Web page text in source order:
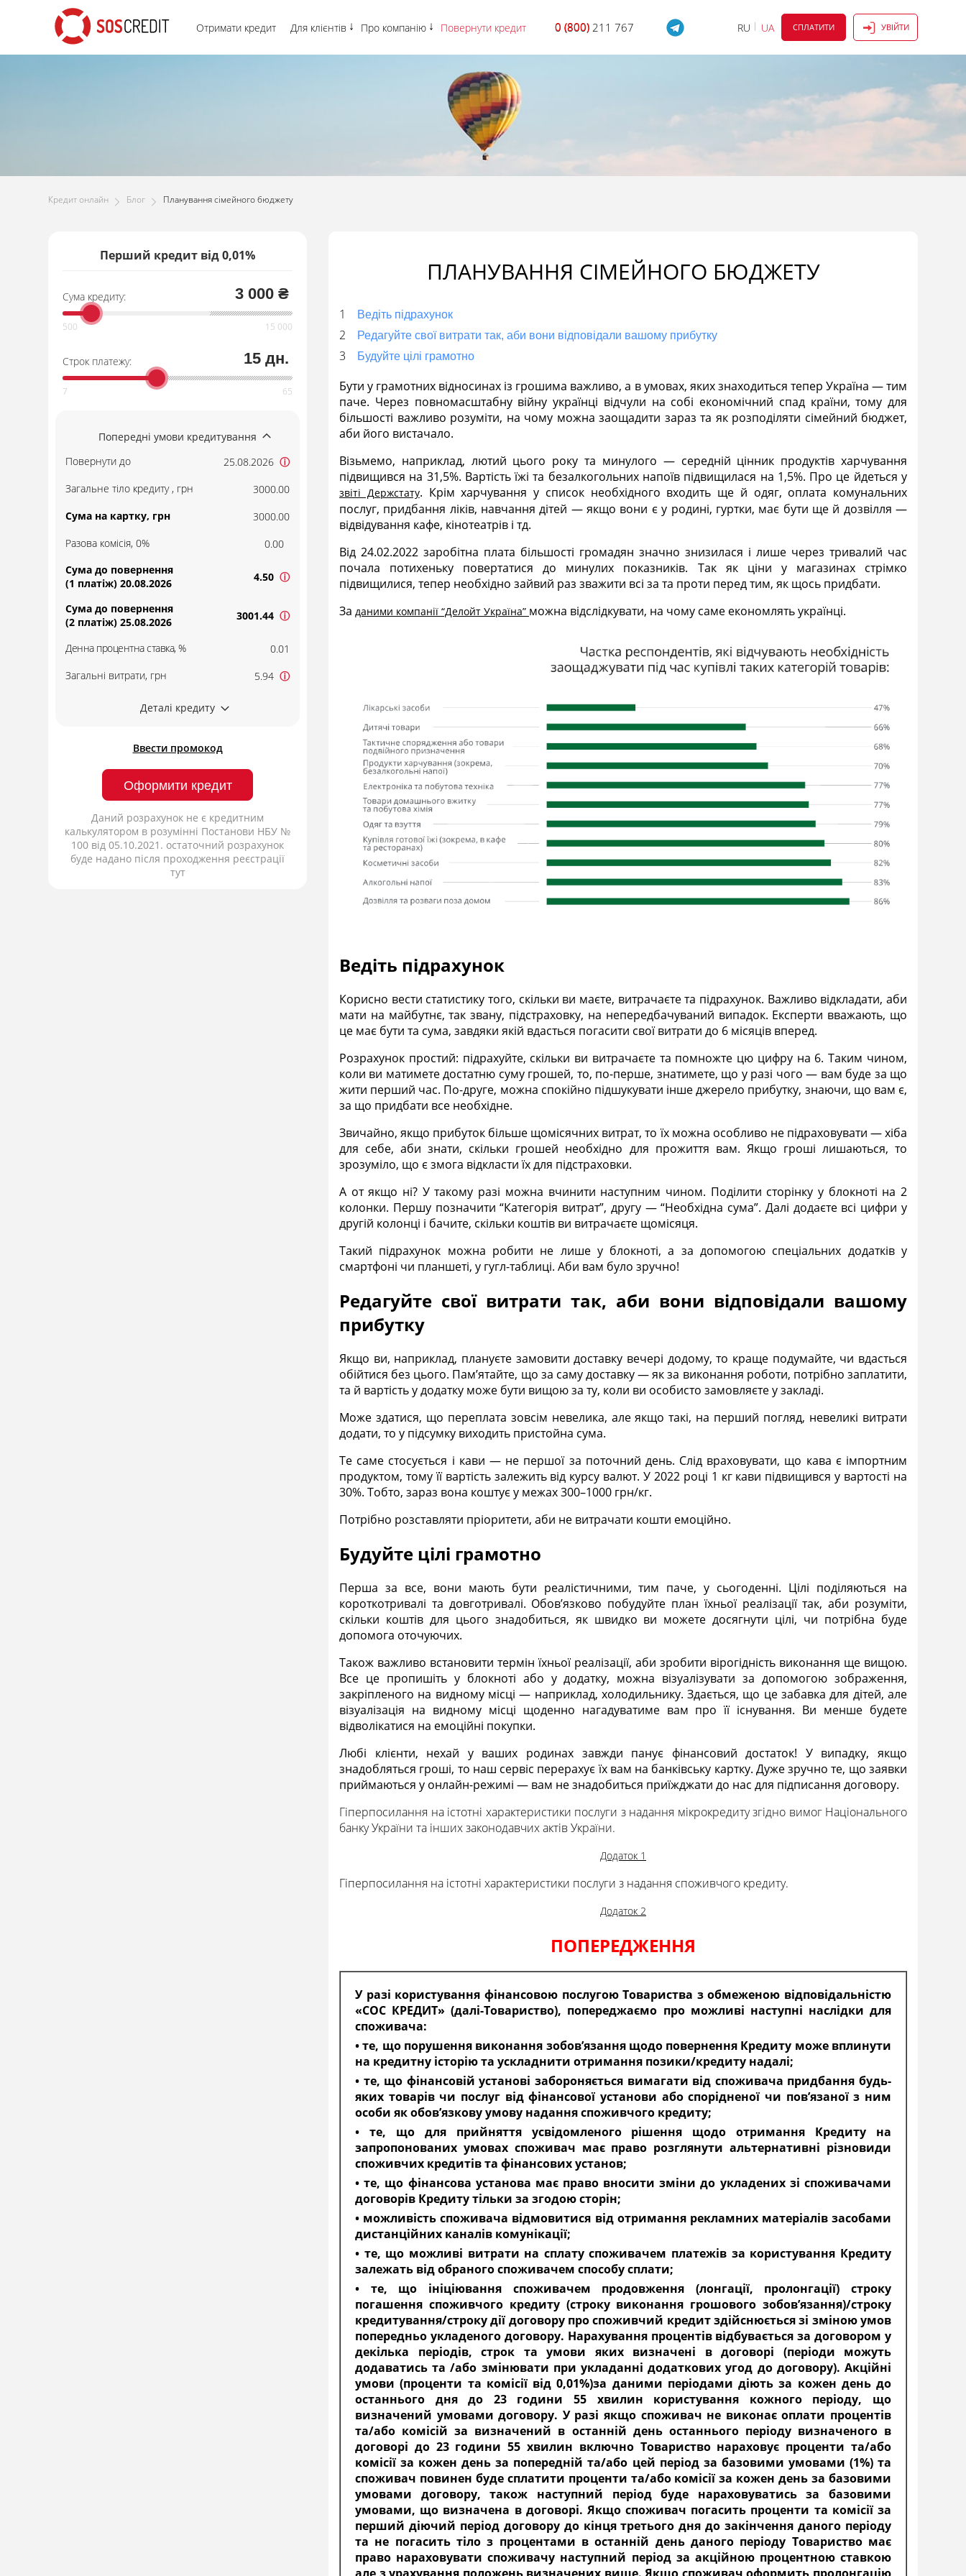
Отримати кредит Для клієнтів Про компанію Повернути кредит 0 (800)
0 (800) 211 767 RU UA СПЛАТИТИ УВІЙТИ
Кредит онлайн Блог Планування сімейного бюджету
Перший кредит від 0,01%
Сума кредиту: 3 000 ₴
Строк платежу: 15 дн.
Попередні умови кредитування
Повернути до
25.08.2026 ⓘ
Загальне тіло кредиту , грн
3000.00
Сума на картку, грн
3000.00
Разова комісія, 0%
0.00
Сума до повернення
(1 платіж) 20.08.2026
4.50 ⓘ
Сума до повернення
(2 платіж) 25.08.2026
3001.44 ⓘ
Денна процентна ставка, %
0.01
Загальні витрати, грн
5.94 ⓘ
Деталі кредиту
Ввести промокод
Оформити кредит
Даний розрахунок не є кредитним
калькулятором в розумінні Постанови НБУ №
100 від 05.10.2021. остаточний розрахунок
буде надано після проходження реєстрації
тут
ПЛАНУВАННЯ СІМЕЙНОГО БЮДЖЕТУ
Ведіть підрахунок
Редагуйте свої витрати так, аби вони відповідали вашому прибутку
Будуйте цілі грамотно
Бути у грамотних відносинах із грошима важливо, а в умовах, яких знаходиться тепер Україна — тим
паче. Через повномасштабну війну українці відчули на собі економічний спад країни, тому для
більшості важливо розуміти, на чому можна заощадити зараз та як розподіляти сімейний бюджет,
аби його вистачало.
Візьмемо, наприклад, лютий цього року та минулого — середній цінник продуктів харчування
підвищився на 31,5%. Вартість їжі та безалкогольних напоїв підвищилася на 1,5%. Про це йдеться у
звіті Держстату. Крім харчування у список необхідного входить ще й одяг, оплата комунальних
послуг, придбання ліків, навчання дітей — якщо вони є у родині, гуртки, має бути ще й дозвілля —
відвідування кафе, кінотеатрів і тд.
Від 24.02.2022 заробітна плата більшості громадян значно знизилася і лише через тривалий час
почала потихеньку повертатися до минулих показників. Так як ціни у магазинах стрімко
підвищилися, тепер необхідно зайвий раз зважити всі за та проти перед тим, як щось придбати.
За даними компанії “Делойт Україна” можна відслідкувати, на чому саме економлять українці.
Ведіть підрахунок
Корисно вести статистику того, скільки ви маєте, витрачаєте та підрахунок. Важливо відкладати, аби
мати на майбутнє, так звану, підстраховку, на непередбачуваний випадок. Експерти вважають, що
це має бути та сума, завдяки якій вдасться погасити свої витрати до 6 місяців вперед.
Розрахунок простий: підрахуйте, скільки ви витрачаєте та помножте цю цифру на 6. Таким чином,
коли ви матимете достатню суму грошей, то, по-перше, знатимете, що у разі чого — вам буде за що
жити перший час. По-друге, можна спокійно підшукувати інше джерело прибутку, знаючи, що вам є,
за що придбати все необхідне.
Звичайно, якщо прибуток більше щомісячних витрат, то їх можна особливо не підраховувати — хіба
для себе, аби знати, скільки грошей необхідно для прожиття вам. Якщо гроші лишаються, то
зрозуміло, що є змога відкласти їх для підстраховки.
А от якщо ні? У такому разі можна вчинити наступним чином. Поділити сторінку у блокноті на 2
колонки. Першу позначити “Категорія витрат”, другу — “Необхідна сума”. Далі додаєте всі цифри у
другій колонці і бачите, скільки коштів ви витрачаєте щомісяця.
Такий підрахунок можна робити не лише у блокноті, а за допомогою спеціальних додатків у
смартфоні чи планшеті, у гугл-таблиці. Аби вам було зручно!
Редагуйте свої витрати так, аби вони відповідали вашому
прибутку
Якщо ви, наприклад, плануєте замовити доставку вечері додому, то краще подумайте, чи вдасться
обійтися без цього. Пам’ятайте, що за саму доставку — як за виконання роботи, потрібно заплатити,
та й вартість у додатку може бути вищою за ту, коли ви особисто замовляєте у закладі.
Може здатися, що переплата зовсім невелика, але якщо такі, на перший погляд, невеликі витрати
додати, то у підсумку виходить пристойна сума.
Те саме стосується і кави — не першої за поточний день. Слід враховувати, що кава є імпортним
продуктом, тому її вартість залежить від курсу валют. У 2022 році 1 кг кави підвищився у вартості на
30%. Тобто, зараз вона коштує у межах 300–1000 грн/кг.
Потрібно розставляти пріоритети, аби не витрачати кошти емоційно.
Будуйте цілі грамотно
Перша за все, вони мають бути реалістичними, тим паче, у сьогоденні. Цілі поділяються на
короткотривалі та довготривалі. Обов’язково побудуйте план їхньої реалізації так, аби розуміти,
скільки коштів для цього знадобиться, як швидко ви можете досягнути цілі, чи потрібна буде
допомога оточуючих.
Також важливо встановити термін їхньої реалізації, аби зробити вірогідність виконання ще вищою.
Все це пропишіть у блокноті або у додатку, можна візуалізувати за допомогою зображення,
закріпленого на видному місці — наприклад, холодильнику. Здається, що це забавка для дітей, але
візуалізація на видному місці щоденно нагадуватиме вам про її існування. Ви менше будете
відволікатися на емоційні покупки.
Любі клієнти, нехай у ваших родинах завжди панує фінансовий достаток! У випадку, якщо
знадобляться гроші, то наш сервіс перерахує їх вам на банківську картку. Дуже зручно те, що заявки
приймаються у онлайн-режимі — вам не знадобиться приїжджати до нас для підписання договору.
Гіперпосилання на істотні характеристики послуги з надання мікрокредиту згідно вимог Національного
банку України та інших законодавчих актів України.
Додаток 1
Гіперпосилання на істотні характеристики послуги з надання споживчого кредиту.
Додаток 2
ПОПЕРЕДЖЕННЯ
У разі користування фінансовою послугою Товариства з обмеженою відповідальністю
«СОС КРЕДИТ» (далі-Товариство), попереджаємо про можливі наступні наслідки для
споживача:
• те, що порушення виконання зобов’язання щодо повернення Кредиту може вплинути
на кредитну історію та ускладнити отримання позики/кредиту надалі;
• те, що фінансовій установі забороняється вимагати від споживача придбання будь-
яких товарів чи послуг від фінансової установи або спорідненої чи пов’язаної з ним
особи як обов’язкову умову надання споживчого кредиту;
• те, що для прийняття усвідомленого рішення щодо отримання Кредиту на
запропонованих умовах споживач має право розглянути альтернативні різновиди
споживчих кредитів та фінансових установ;
• те, що фінансова установа має право вносити зміни до укладених зі споживачами
договорів Кредиту тільки за згодою сторін;
• можливість споживача відмовитися від отримання рекламних матеріалів засобами
дистанційних каналів комунікації;
• те, що можливі витрати на сплату споживачем платежів за користування Кредиту
залежать від обраного споживачем способу сплати;
• те, що ініціювання споживачем продовження (лонгації, пролонгації) строку
погашення споживчого кредиту (строку виконання грошового зобов’язання)/строку
кредитування/строку дії договору про споживчий кредит здійснюється зі зміною умов
попередньо укладеного договору. Нарахування процентів відбувається за договором у
декілька періодів, строк та умови яких визначені в договорі (періоди можуть
додаватись та /або змінювати при укладанні додаткових угод до договору). Акційні
умови (проценти та комісії від 0,01%)за даними періодами діють за кожен день до
останнього дня до 23 години 55 хвилин користування кожного періоду, що
визначений умовами договору. У разі якщо споживач не виконає оплати процентів
та/або комісій за визначений в останній день останнього періоду визначеного в
договорі до 23 години 55 хвилин включно Товариство нараховує проценти та/або
комісії за кожен день за попередній та/або цей період за базовими умовами (1%) та
споживач повинен буде сплатити проценти та/або комісії за кожен день за базовими
умовами договору, також наступний період буде нараховуватись за базовими
умовами, що визначена в договорі. Якщо споживач погасить проценти та комісії за
перший діючий період договору до кінця третього дня до закінчення даного періоду
та не погасить тіло з процентами в останній день даного періоду Товариство має
право нараховувати споживачу наступний період за акційною процентною ставкою